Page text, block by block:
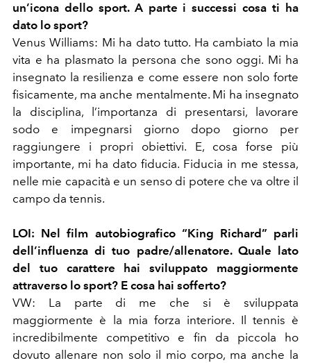
un’icona dello sport. A parte i successi cosa ti ha
dato lo sport?
Venus Williams: Mi ha dato tutto. Ha cambiato la mia
vita e ha plasmato la persona che sono oggi. Mi ha
insegnato la resilienza e come essere non solo forte
fisicamente, ma anche mentalmente. Mi ha insegnato
la disciplina, l’importanza di presentarsi, lavorare
sodo e impegnarsi giorno dopo giorno per
raggiungere i propri obiettivi. E, cosa forse più
importante, mi ha dato fiducia. Fiducia in me stessa,
nelle mie capacità e un senso di potere che va oltre il
campo da tennis.
LOI: Nel film autobiografico “King Richard” parli
dell’influenza di tuo padre/allenatore. Quale lato
del tuo carattere hai sviluppato maggiormente
attraverso lo sport? E cosa hai sofferto?
VW: La parte di me che si è sviluppata
maggiormente è la mia forza interiore. Il tennis è
incredibilmente competitivo e fin da piccola ho
dovuto allenare non solo il mio corpo, ma anche la